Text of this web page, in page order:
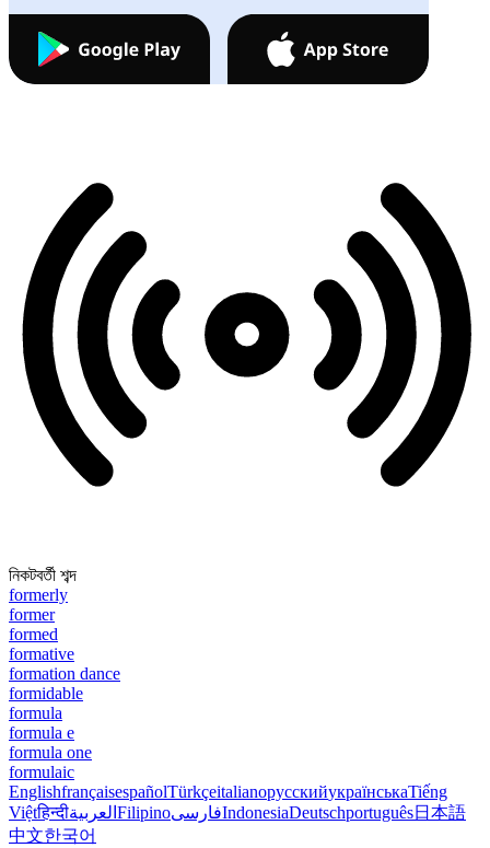
নিকটবর্তী শব্দ
formerly
former
formed
formative
formation dance
formidable
formula
formula e
formula one
formulaic
EnglishfrançaisespañolTürkçeitalianoрусскийукраїнськаTiếng
Việtहिन्दीالعربية FilipinoفارسیIndonesiaDeutschportuguês日本語
中文한국어